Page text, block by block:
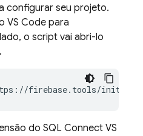
configurar seu projeto.
VS Code para
o script vai abri-lo
firebase.tools/init/
do SQL Connect VS